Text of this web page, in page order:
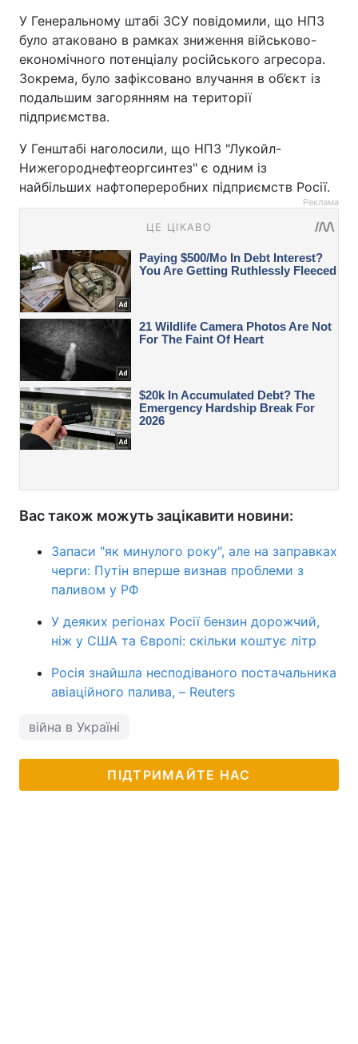
У Генеральному штабі ЗСУ повідомили, що НПЗ
було атаковано в рамках зниження військово-
економічного потенціалу російського агресора.
Зокрема, було зафіксовано влучання в об’єкт із
подальшим загорянням на території
підприємства.
У Генштабі наголосили, що НПЗ "Лукойл-
Нижегороднефтеоргсинтез" є одним із
найбільших нафтопереробних підприємств Росії.
Реклама
Вас також можуть зацікавити новини:
Запаси "як минулого року", але на заправках
черги: Путін вперше визнав проблеми з
паливом у РФ
У деяких регіонах Росії бензин дорожчий,
ніж у США та Європі: скільки коштує літр
Росія знайшла несподіваного постачальника
авіаційного палива, – Reuters
війна в Україні
ПІДТРИМАЙТЕ НАС